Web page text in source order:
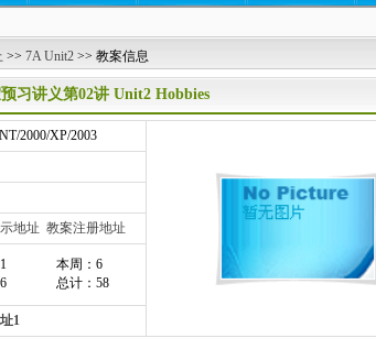
>> 7A Unit2 >> 教案信息
习讲义第02讲 Unit2 Hobbies
2000/XP/2003
地址 教案注册地址
本周：6
总计：58
1